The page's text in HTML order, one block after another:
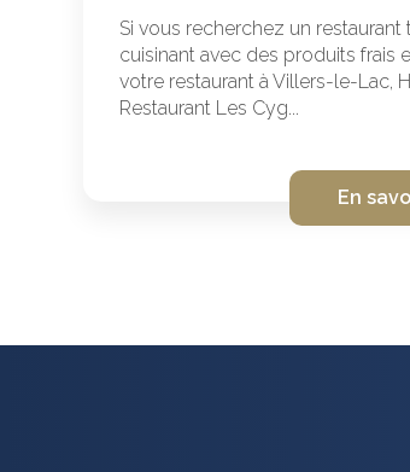
Si vous recherchez un restaurant
cuisinant avec des produits frais
votre restaurant à Villers-le-Lac,
Restaurant Les Cyg...
En